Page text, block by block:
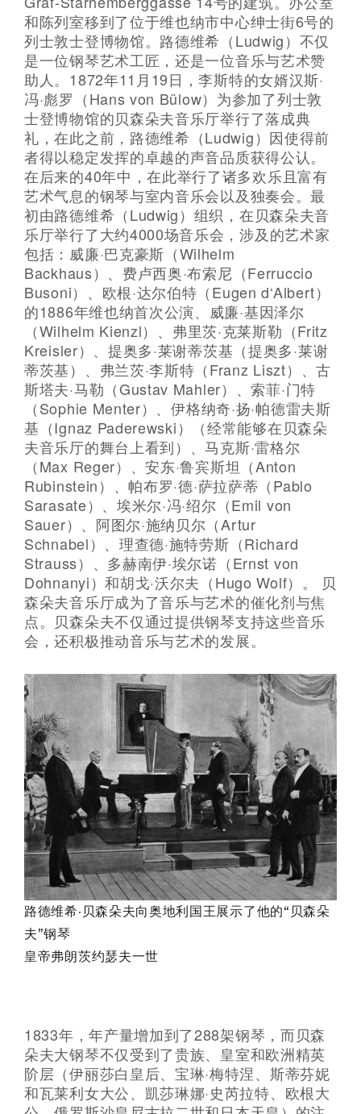
和陈列室移到了位于维也纳市中心绅士街6号的
列士敦士登博物馆。路德维希（Ludwig）不仅
是一位钢琴艺术工匠，还是一位音乐与艺术赞
助人。1872年11月19日，李斯特的女婿汉斯·
冯·彪罗（Hans von Bülow）为参加了列士敦
士登博物馆的贝森朵夫音乐厅举行了落成典
礼，在此之前，路德维希（Ludwig）因使得前
者得以稳定发挥的卓越的声音品质获得公认。
在后来的40年中，在此举行了诸多欢乐且富有
艺术气息的钢琴与室内音乐会以及独奏会。最
初由路德维希（Ludwig）组织，在贝森朵夫音
乐厅举行了大约4000场音乐会，涉及的艺术家
包括：威廉·巴克豪斯（Wilhelm
Backhaus）、费卢西奥·布索尼（Ferruccio
Busoni）、欧根·达尔伯特（Eugen d‘Albert）
的1886年维也纳首次公演、威廉·基因泽尔
（Wilhelm Kienzl）、弗里茨·克莱斯勒（Fritz
Kreisler）、提奥多·莱谢蒂茨基（提奥多·莱谢
蒂茨基）、弗兰茨·李斯特（Franz Liszt）、古
斯塔夫·马勒（Gustav Mahler）、索菲·门特
（Sophie Menter）、伊格纳奇·扬·帕德雷夫斯
基（Ignaz Paderewski）（经常能够在贝森朵
夫音乐厅的舞台上看到）、马克斯·雷格尔
（Max Reger）、安东·鲁宾斯坦（Anton
Rubinstein）、帕布罗·德·萨拉萨蒂（Pablo
Sarasate）、埃米尔·冯·绍尔（Emil von
Sauer）、阿图尔·施纳贝尔（Artur
Schnabel）、理查德·施特劳斯（Richard
Strauss）、多赫南伊·埃尔诺（Ernst von
Dohnanyi）和胡戈·沃尔夫（Hugo Wolf）。 贝
森朵夫音乐厅成为了音乐与艺术的催化剂与焦
点。贝森朵夫不仅通过提供钢琴支持这些音乐
会，还积极推动音乐与艺术的发展。
路德维希·贝森朵夫向奥地利国王展示了他的“贝森朵
夫”钢琴
皇帝弗朗茨约瑟夫一世
1833年，年产量增加到了288架钢琴，而贝森
朵夫大钢琴不仅受到了贵族、皇室和欧洲精英
阶层（伊丽莎白皇后、宝琳·梅特涅、斯蒂芬妮
和瓦莱利女大公、凱莎琳娜·史芮拉特、欧根大